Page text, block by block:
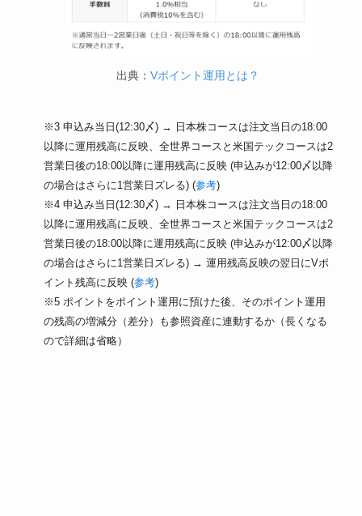
出典：Vポイント運用とは？
※3 申込み当日(12:30〆) → 日本株コースは注文当日の18:00
以降に運用残高に反映、全世界コースと米国テックコースは2
営業日後の18:00以降に運用残高に反映 (申込みが12:00〆以降
の場合はさらに1営業日ズレる) (参考)
※4 申込み当日(12:30〆) → 日本株コースは注文当日の18:00
以降に運用残高に反映、全世界コースと米国テックコースは2
営業日後の18:00以降に運用残高に反映 (申込みが12:00〆以降
の場合はさらに1営業日ズレる) → 運用残高反映の翌日にVポ
イント残高に反映 (参考)
※5 ポイントをポイント運用に預けた後、そのポイント運用
の残高の増減分（差分）も参照資産に連動するか（長くなる
ので詳細は省略）